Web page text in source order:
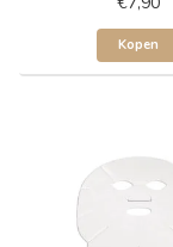
Kopen